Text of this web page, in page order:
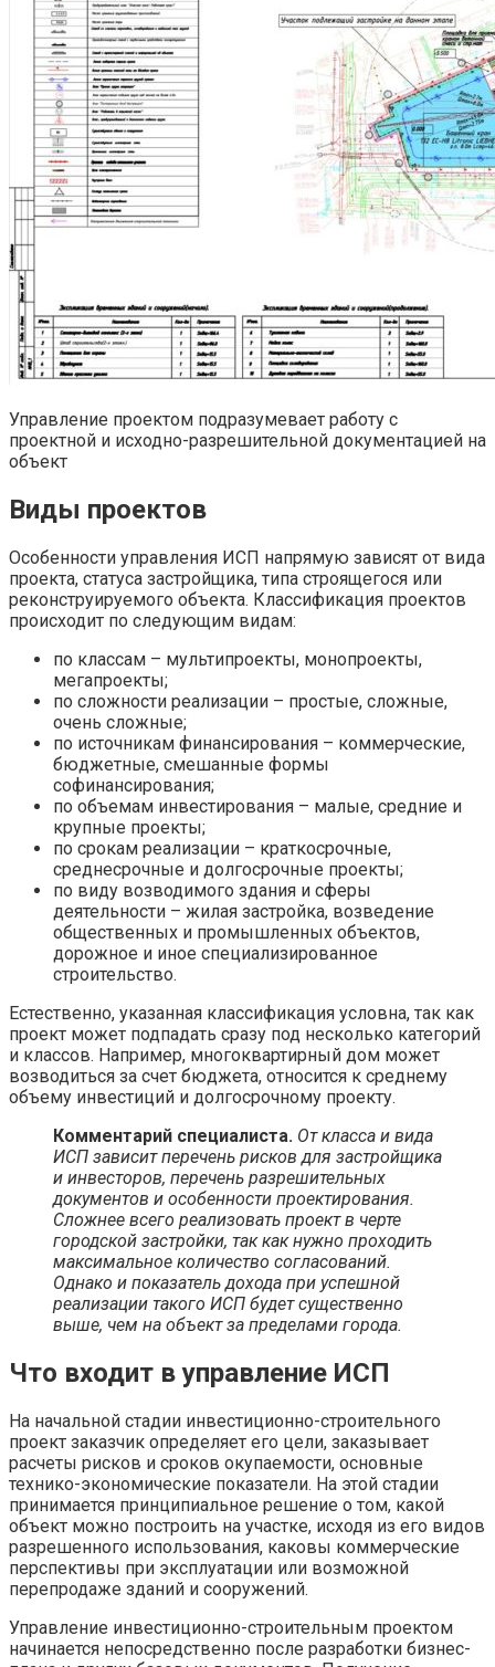
Управление проектом подразумевает работу с
проектной и исходно-разрешительной документацией на
объект
Виды проектов
Особенности управления ИСП напрямую зависят от вида
проекта, статуса застройщика, типа строящегося или
реконструируемого объекта. Классификация проектов
происходит по следующим видам:
по классам – мультипроекты, монопроекты,
мегапроекты;
по сложности реализации – простые, сложные,
очень сложные;
по источникам финансирования – коммерческие,
бюджетные, смешанные формы
софинансирования;
по объемам инвестирования – малые, средние и
крупные проекты;
по срокам реализации – краткосрочные,
среднесрочные и долгосрочные проекты;
по виду возводимого здания и сферы
деятельности – жилая застройка, возведение
общественных и промышленных объектов,
дорожное и иное специализированное
строительство.
Естественно, указанная классификация условна, так как
проект может подпадать сразу под несколько категорий
и классов. Например, многоквартирный дом может
возводиться за счет бюджета, относится к среднему
объему инвестиций и долгосрочному проекту.
Комментарий специалиста. От класса и вида
ИСП зависит перечень рисков для застройщика
и инвесторов, перечень разрешительных
документов и особенности проектирования.
Сложнее всего реализовать проект в черте
городской застройки, так как нужно проходить
максимальное количество согласований.
Однако и показатель дохода при успешной
реализации такого ИСП будет существенно
выше, чем на объект за пределами города.
Что входит в управление ИСП
На начальной стадии инвестиционно-строительного
проект заказчик определяет его цели, заказывает
расчеты рисков и сроков окупаемости, основные
технико-экономические показатели. На этой стадии
принимается принципиальное решение о том, какой
объект можно построить на участке, исходя из его видов
разрешенного использования, каковы коммерческие
перспективы при эксплуатации или возможной
перепродаже зданий и сооружений.
Управление инвестиционно-строительным проектом
начинается непосредственно после разработки бизнес-